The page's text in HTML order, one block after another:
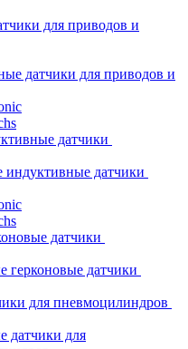
для приводов и
датчики для приводов и
датчики
индуктивные датчики
датчики
герконовые датчики
для пневмоцилиндров
датчики для